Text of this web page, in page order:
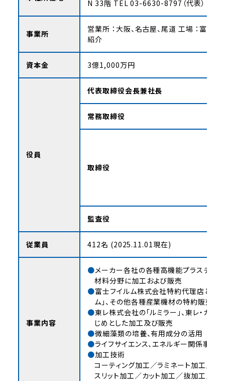
N 33階 TEL 03-6630-8797（代表）
事業所 営業所 ：大阪、名古屋、尾道 工場 ：富士宮
紹介
資本金 3億1,000万円
役員
代表取締役会長兼社長
常務取締役
取締役
監査役
従業員 412名 (2025.11.01現在)
事業内容
メーカー各社の各種高機能プラスチック
材料分野に加工および販売
富士フイルム株式会社特約代理店として「
ム」、その他各種産業機材の特約販売
東レ株式会社の「ルミラー」、東レ・カプ
じめとした加工及び販売
微細藻類の培養、有用成分の活用
ライフサイエンス、エネルギー関係事業
加工技術
コーティング加工／ラミネート加工／プ
スリット加工／カット加工／抜加工／